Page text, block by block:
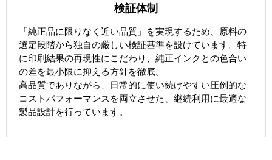
検証体制
「純正品に限りなく近い品質」を実現するため、原料の
選定段階から独自の厳しい検証基準を設けています。特
に印刷結果の再現性にこだわり、純正インクとの色合い
の差を最小限に抑える方針を徹底。
高品質でありながら、日常的に使い続けやすい圧倒的な
コストパフォーマンスを両立させた、継続利用に最適な
製品設計を行っています。